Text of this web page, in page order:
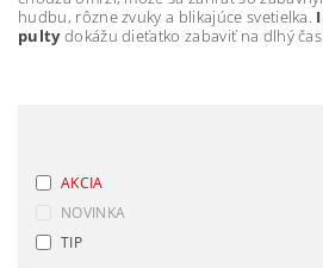
hudbu, rôzne zvuky a blikajúce svetielka.
pultydokážu dieťatko zabaviť na dlhý čas.
AKCIA
NOVINKA
TIP